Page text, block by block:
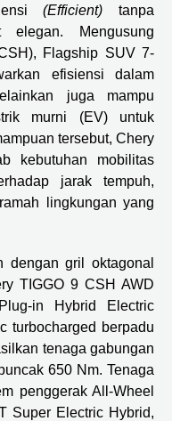
(Efficient) tanpa
Mengusung
Flagship SUV 7-
efisiensi dalam
juga mampu
murni (EV) untuk
tersebut, Chery
kebutuhan mobilitas
jarak tempuh,
lingkungan yang
dengan gril oktagonal
TIGGO 9 CSH AWD
in Hybrid Electric
turbocharged berpadu
tenaga gabungan
650 Nm. Tenaga
penggerak All-Wheel
Super Electric Hybrid,